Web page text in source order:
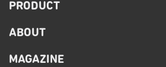
PRODUCT
ABOUT
MAGAZINE